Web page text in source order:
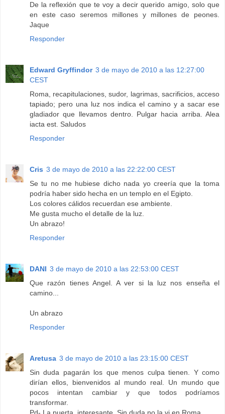
De la reflexión que te voy a decir querido amigo, solo que
en este caso seremos millones y millones de peones.
Jaque
Responder
Edward Gryffindor 3 de mayo de 2010 a las 12:27:00
CEST
Roma, recapitulaciones, sudor, lagrimas, sacrificios, acceso
tapiado; pero una luz nos indica el camino y a sacar ese
gladiador que llevamos dentro. Pulgar hacia arriba. Alea
iacta est. Saludos
Responder
Cris 3 de mayo de 2010 a las 22:22:00 CEST
Se tu no me hubiese dicho nada yo creería que la toma
podría haber sido hecha en un templo en el Egipto.
Los colores cálidos recuerdan ese ambiente.
Me gusta mucho el detalle de la luz.
Un abrazo!
Responder
DANI 3 de mayo de 2010 a las 22:53:00 CEST
Que razón tienes Angel. A ver si la luz nos enseña el
camino...
Un abrazo
Responder
Aretusa 3 de mayo de 2010 a las 23:15:00 CEST
Sin duda pagarán los que menos culpa tienen. Y como
dirían ellos, bienvenidos al mundo real. Un mundo que
pocos intentan cambiar y que todos podríamos
transformar.